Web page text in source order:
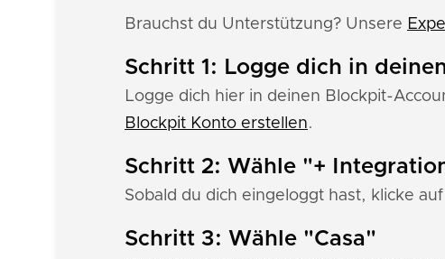
Brauchst du Unterstützung? Unsere
Schritt 1: Logge dich in
Logge dich hier in deinen Blockpit-
Blockpit Konto erstellen.
Schritt 2: Wähle "+
Sobald du dich eingeloggt hast, klicke
Schritt 3: Wähle "Casa"